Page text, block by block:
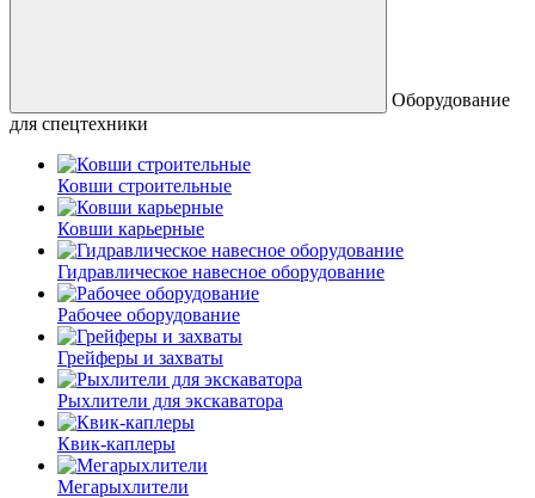
Оборудование
для спецтехники
Ковши строительные
Ковши карьерные
Гидравлическое навесное оборудование
Рабочее оборудование
Грейферы и захваты
Рыхлители для экскаватора
Квик-каплеры
Мегарыхлители